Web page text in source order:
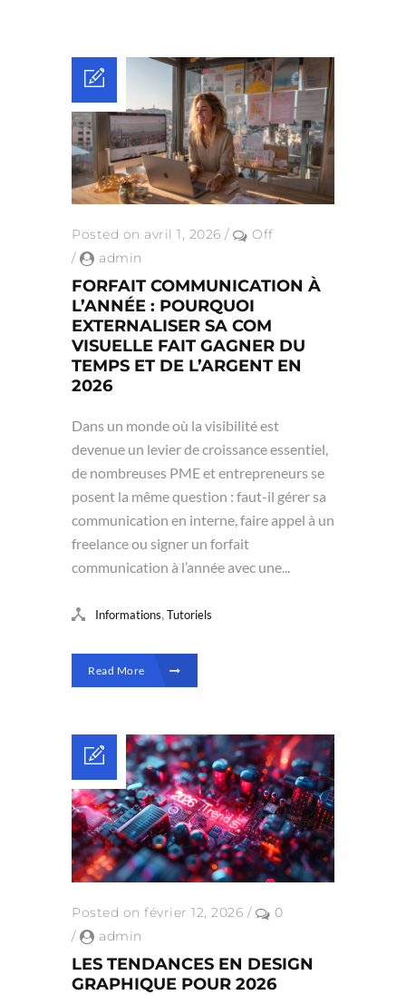
Posted on avril 1, 2026 /
Off
/
admin
FORFAIT COMMUNICATION À
L’ANNÉE : POURQUOI
EXTERNALISER SA COM
VISUELLE FAIT GAGNER DU
TEMPS ET DE L’ARGENT EN
2026
Dans un monde où la visibilité est
devenue un levier de croissance essentiel,
de nombreuses PME et entrepreneurs se
posent la même question : faut-il gérer sa
communication en interne, faire appel à un
freelance ou signer un forfait
communication à l’année avec une...
Informations,Tutoriels
Read More
Posted on février 12, 2026 /
0
/
admin
LES TENDANCES EN DESIGN
GRAPHIQUE POUR 2026